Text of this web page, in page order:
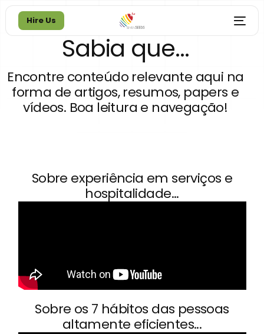
Hire Us
Hire Us
Sabia que...
Encontre conteúdo relevante aqui na
forma de artigos, resumos, papers e
vídeos. Boa leitura e navegação!
Sobre experiência em serviços e
hospitalidade...
Sobre os 7 hábitos das pessoas
altamente eficientes...